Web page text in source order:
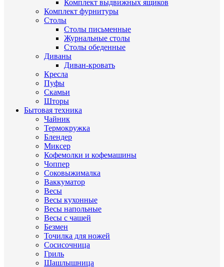
Комплект выдвижных ящиков
Комплект фурнитуры
Столы
Столы письменные
Журнальные cтолы
Столы обеденные
Диваны
Диван-кровать
Кресла
Пуфы
Скамьи
Шторы
Бытовая техника
Чайник
Термокружка
Блендер
Миксер
Кофемолки и кофемашины
Чоппер
Соковыжималка
Ваккуматор
Весы
Весы кухонные
Весы напольные
Весы с чашей
Безмен
Точилка для ножей
Сосисочница
Гриль
Шашлышница